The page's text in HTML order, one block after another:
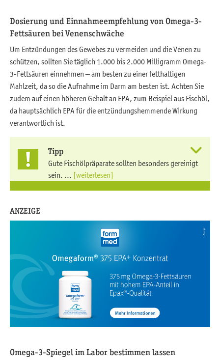
Dosierung und Einnahmeempfehlung von Omega-3-
Fettsäuren bei Venenschwäche
Um Entzündungen des Gewebes zu vermeiden und die Venen zu
schützen, sollten Sie täglich 1.000 bis 2.000 Milligramm Omega-
3-Fettsäuren einnehmen – am besten zu einer fetthaltigen
Mahlzeit, da so die Aufnahme im Darm am besten ist. Achten Sie
zudem auf einen höheren Gehalt an EPA, zum Beispiel aus Fischöl,
da hauptsächlich EPA für die entzündungshemmende Wirkung
verantwortlich ist.
Tipp
Gute Fischölpräparate sollten besonders gereinigt
sein. ... [weiterlesen]
ANZEIGE
Omega-3-Spiegel im Labor bestimmen lassen